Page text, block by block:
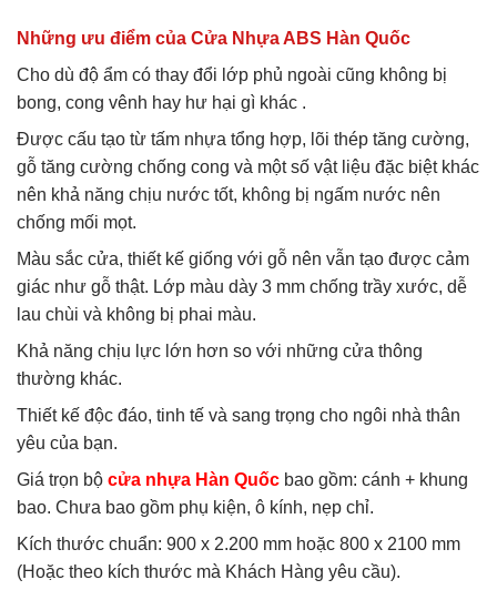
Những ưu điểm của Cửa Nhựa ABS Hàn Quốc
Cho dù độ ẩm có thay đổi lớp phủ ngoài cũng không bị
bong, cong vênh hay hư hại gì khác .
Được cấu tạo từ tấm nhựa tổng hợp, lõi thép tăng cường,
gỗ tăng cường chống cong và một số vật liệu đặc biệt khác
nên khả năng chịu nước tốt, không bị ngấm nước nên
chống mối mọt.
Màu sắc cửa, thiết kế giống với gỗ nên vẫn tạo được cảm
giác như gỗ thật. Lớp màu dày 3 mm chống trầy xước, dễ
lau chùi và không bị phai màu.
Khả năng chịu lực lớn hơn so với những cửa thông
thường khác.
Thiết kế độc đáo, tinh tế và sang trọng cho ngôi nhà thân
yêu của bạn.
Giá trọn bộ cửa nhựa Hàn Quốc bao gồm: cánh + khung
bao. Chưa bao gồm phụ kiện, ô kính, nẹp chỉ.
Kích thước chuẩn: 900 x 2.200 mm hoặc 800 x 2100 mm
(Hoặc theo kích thước mà Khách Hàng yêu cầu).